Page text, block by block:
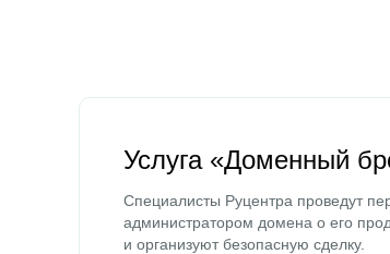
Услуга «Доменный
Специалисты Руцентра проведут
администратором домена о его
и организуют безопасную сделку.